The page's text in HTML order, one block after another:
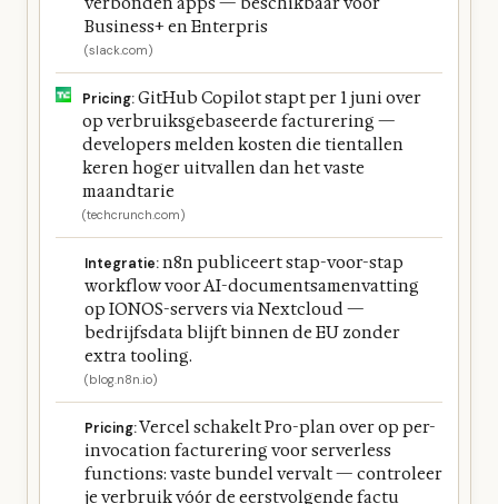
Business+ en Enterpris
(slack.com)
Pricing:GitHub Copilot stapt per 1 juni over
op verbruiksgebaseerde facturering —
developers melden kosten die tientallen
keren hoger uitvallen dan het vaste
maandtarie
(techcrunch.com)
Integratie:n8n publiceert stap-voor-stap
workflow voor AI-documentsamenvatting
op IONOS-servers via Nextcloud —
bedrijfsdata blijft binnen de EU zonder
extra tooling.
(blog.n8n.io)
Pricing:Vercel schakelt Pro-plan over op per-
invocation facturering voor serverless
functions: vaste bundel vervalt — controleer
je verbruik vóór de eerstvolgende factu